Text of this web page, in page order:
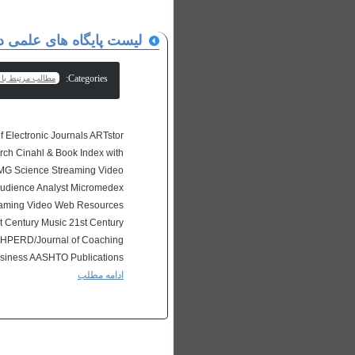
لیست پایگاه های علمی
Categories: مطالب مرتبط با
Electronic Journals ARTstor
Cinahl & Book Index with
Science Streaming Video
Analyst Micromedex
Video Web Resources
Century Music 21st Century
Journal of Coaching
AASHTO Publications...
ادامه مطلب